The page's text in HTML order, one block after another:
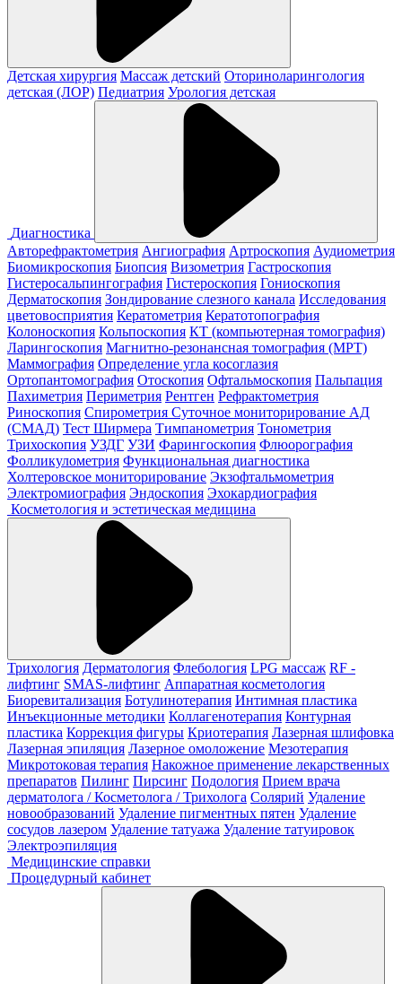
Детская хирургия Массаж детский Оториноларингология
детская (ЛОР) Педиатрия Урология детская
Диагностика
Авторефрактометрия Ангиография Артроскопия Аудиометрия
Биомикроскопия Биопсия Визометрия Гастроскопия
Гистеросальпингография Гистероскопия Гониоскопия
Дерматоскопия Зондирование слезного канала Исследования
цветовосприятия Кератометрия Кератотопография
Колоноскопия Кольпоскопия КТ (компьютерная томография)
Ларингоскопия Магнитно-резонансная томография (МРТ)
Маммография Определение угла косоглазия
Ортопантомография Отоскопия Офтальмоскопия Пальпация
Пахиметрия Периметрия Рентген Рефрактометрия
Риноскопия Спирометрия Суточное мониторирование АД
(СМАД) Тест Ширмера Тимпанометрия Тонометрия
Трихоскопия УЗДГ УЗИ Фарингоскопия Флюорография
Фолликулометрия Функциональная диагностика
Холтеровское мониторирование Экзофтальмометрия
Электромиография Эндоскопия Эхокардиография
Косметология и эстетическая медицина
Трихология Дерматология Флебология LPG массаж RF -
лифтинг SMAS-лифтинг Аппаратная косметология
Биоревитализация Ботулинотерапия Интимная пластика
Инъекционные методики Коллагенотерапия Контурная
пластика Коррекция фигуры Криотерапия Лазерная шлифовка
Лазерная эпиляция Лазерное омоложение Мезотерапия
Микротоковая терапия Накожное применение лекарственных
препаратов Пилинг Пирсинг Подология Прием врача
дерматолога / Косметолога / Трихолога Солярий Удаление
новообразований Удаление пигментных пятен Удаление
сосудов лазером Удаление татуажа Удаление татуировок
Электроэпиляция
Медицинские справки
Процедурный кабинет